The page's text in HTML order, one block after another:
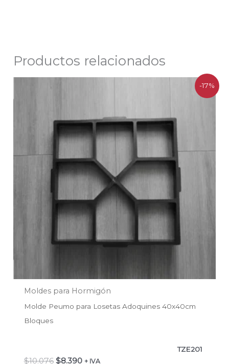
Productos relacionados
-17%
Moldes para Hormigón
Molde Peumo para Losetas Adoquines 40x40cm
Bloques
TZE201
$10.076
$10.076.
$8.390
$8.390.
+ IVA